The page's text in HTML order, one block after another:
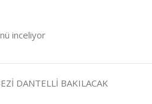
inceliyor
DANTELLİ BAKILACAK